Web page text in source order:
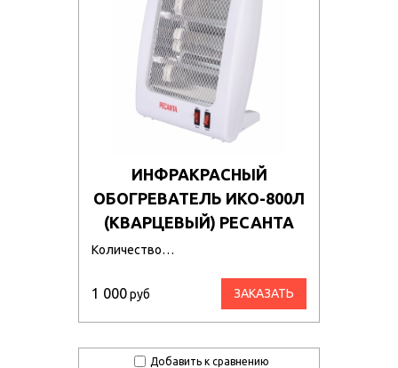
ИНФРАКРАСНЫЙ
ОБОГРЕВАТЕЛЬ ИКО-800Л
(КВАРЦЕВЫЙ) РЕСАНТА
Количество…
1 000руб ЗАКАЗАТЬ
Добавить к сравнению